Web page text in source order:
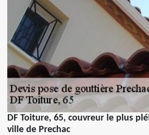
DF Toiture, 65, couvreur le plus
ville de Prechac